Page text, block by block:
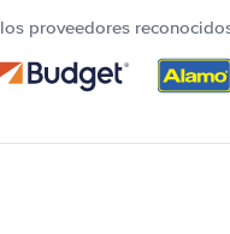
proveedores